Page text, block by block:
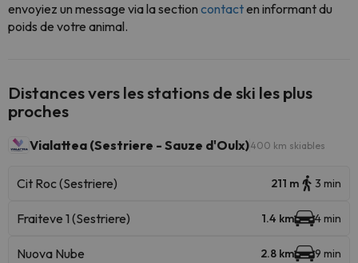
envoyiez un message via la section contacten informant du
poids de votre animal.
Distances vers les stations de ski les plus
proches
Vialattea (Sestriere - Sauze d'Oulx)400 km skiables
Cit Roc (Sestriere) 211 m 3 min
Fraiteve 1 (Sestriere) 1.4 km 4 min
Nuova Nube 2.8 km 9 min